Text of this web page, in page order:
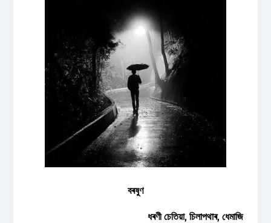
বৰষুণ
ধৰণী চেতিয়া, চিলাপথাৰ, ধেমাজি